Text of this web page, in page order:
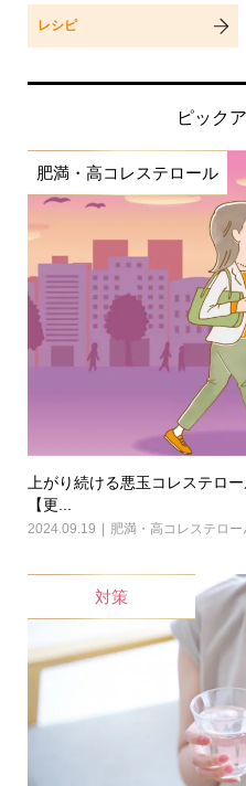
レシピ
ピック
肥満・高コレステロール
上がり続ける悪玉コレステロ
【更...
2024.09.19 肥満・高コレステロー
対策